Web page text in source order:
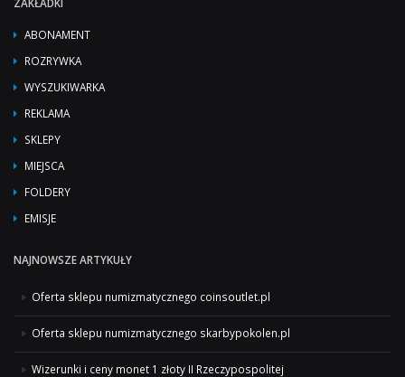
ABONAMENT
ROZRYWKA
WYSZUKIWARKA
REKLAMA
SKLEPY
MIEJSCA
FOLDERY
EMISJE
NAJNOWSZE ARTYKUŁY
Oferta sklepu numizmatycznego coinsoutlet.pl
Oferta sklepu numizmatycznego skarbypokolen.pl
Wizerunki i ceny monet 1 złoty II Rzeczypospolitej